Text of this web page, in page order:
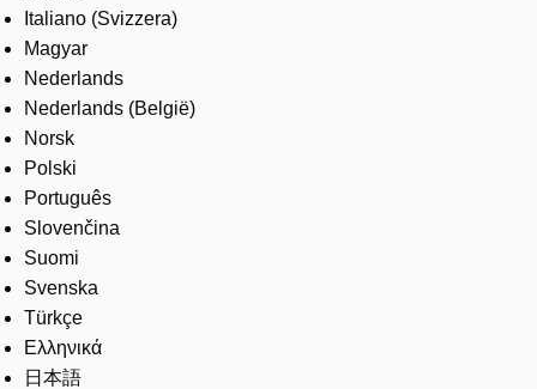
Italiano (Svizzera)
Magyar
Nederlands
Nederlands (België)
Norsk
Polski
Português
Slovenčina
Suomi
Svenska
Türkçe
Ελληνικά
日本語